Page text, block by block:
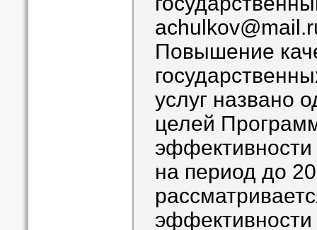
Повышение
услуг названо
целей
на период до